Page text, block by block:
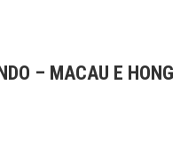
– MACAU E HONG